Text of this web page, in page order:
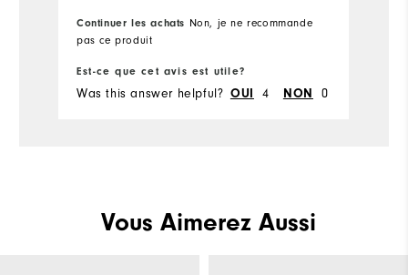
Runs Small
Continuer les achats Non, je ne recommande
pas ce produit
Est-ce que cet avis est utile?
Was this answer helpful? OUI 4 NON 0
Vous Aimerez Aussi